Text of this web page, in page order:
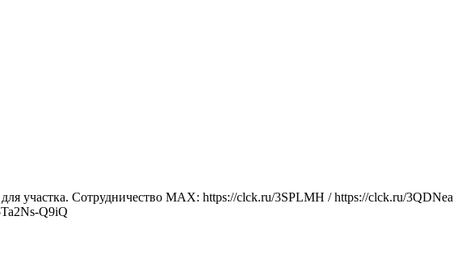
участка. Сотрудничество MAX: https://clck.ru/3SPLMH / https://clck.ru/3QDNea
Q9iQ